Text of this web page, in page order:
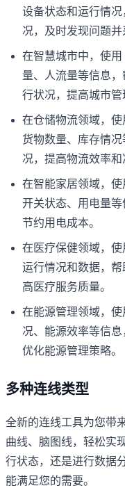
设备状态和运行情
况，及时发现问题并
在智慧城市中，使用
量、人流量等信息
行状况，提高城市管
在仓储物流领域，使
货物数量、库存情
况，提高物流效率和
在智能家居领域，使
开关状态、用电量等
节约用电成本。
在医疗保健领域，使
运行情况和数据，
高医疗服务质量。
在能源管理领域，使
况、能源效率等信息
优化能源管理策略。
多种连线类型
全新的连线工具为您带
曲线、脑图线，轻松实
行状态，还是进行数据
能满足您的需要。